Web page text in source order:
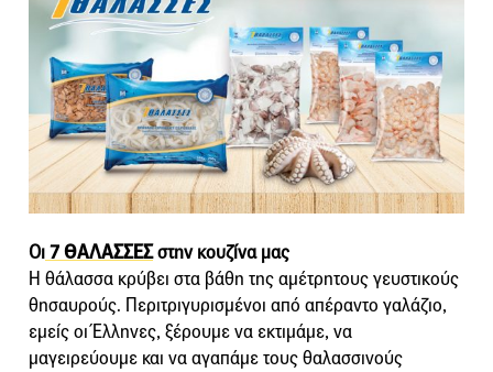
Οι7 ΘΑΛΑΣΣΕΣστην κουζίνα μας
Η θάλασσα κρύβει στα βάθη της αμέτρητους γευστικούς
θησαυρούς. Περιτριγυρισμένοι από απέραντο γαλάζιο,
εμείς οι Έλληνες, ξέρουμε να εκτιμάμε, να
μαγειρεύουμε και να αγαπάμε τους θαλασσινούς